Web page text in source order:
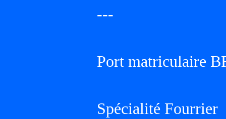
---
Port matriculaire
Spécialité Fourrier